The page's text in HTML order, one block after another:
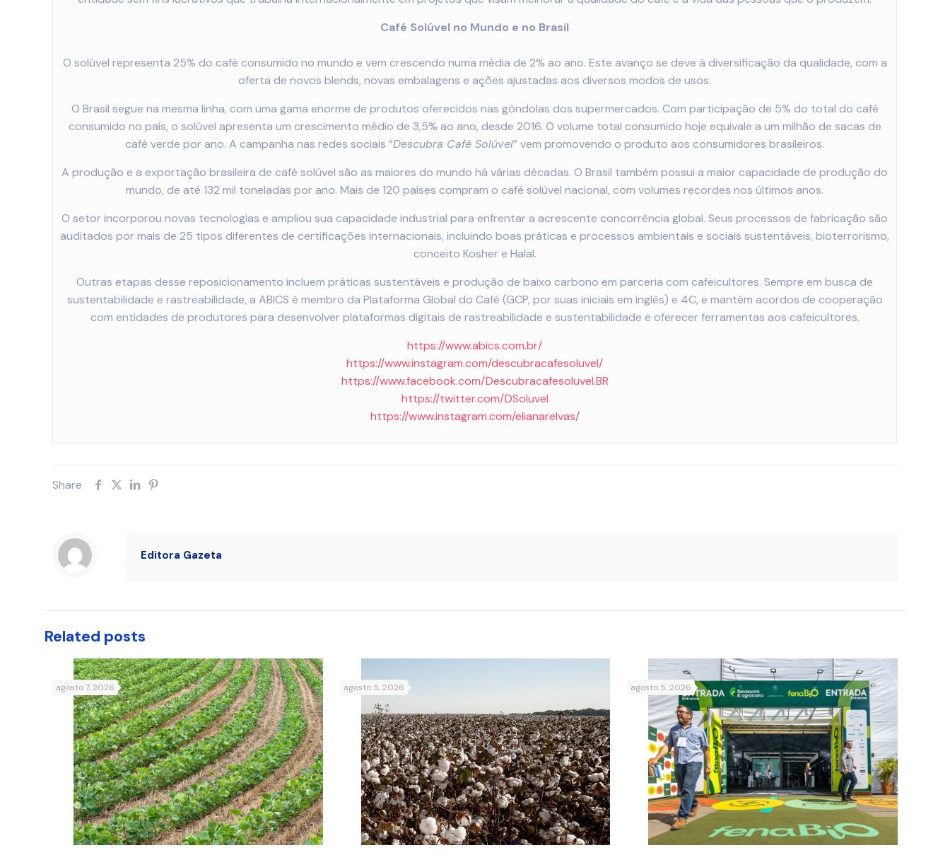
Café Solúvel no Mundo e no Brasil
O solúvel representa 25% do café consumido no mundo e vem crescendo numa média de 2% ao ano. Este avanço se deve à diversificação da qualidade, com a
oferta de novos blends, novas embalagens e ações ajustadas aos diversos modos de usos.
O Brasil segue na mesma linha, com uma gama enorme de produtos oferecidos nas gôndolas dos supermercados. Com participação de 5% do total do café
consumido no país, o solúvel apresenta um crescimento médio de 3,5% ao ano, desde 2016. O volume total consumido hoje equivale a um milhão de sacas de
café verde por ano. A campanha nas redes sociais “Descubra Café Solúvel” vem promovendo o produto aos consumidores brasileiros.
A produção e a exportação brasileira de café solúvel são as maiores do mundo há várias décadas. O Brasil também possui a maior capacidade de produção do
mundo, de até 132 mil toneladas por ano. Mais de 120 países compram o café solúvel nacional, com volumes recordes nos últimos anos.
O setor incorporou novas tecnologias e ampliou sua capacidade industrial para enfrentar a acrescente concorrência global. Seus processos de fabricação são
auditados por mais de 25 tipos diferentes de certificações internacionais, incluindo boas práticas e processos ambientais e sociais sustentáveis, bioterrorismo,
conceito Kosher e Halal.
Outras etapas desse reposicionamento incluem práticas sustentáveis e produção de baixo carbono em parceria com cafeicultores. Sempre em busca de
sustentabilidade e rastreabilidade, a ABICS é membro da Plataforma Global do Café (GCP, por suas iniciais em inglês) e 4C, e mantém acordos de cooperação
com entidades de produtores para desenvolver plataformas digitais de rastreabilidade e sustentabilidade e oferecer ferramentas aos cafeicultores.
https://www.abics.com.br/
https://www.instagram.com/descubracafesoluvel/
https://www.facebook.com/Descubracafesoluvel.BR
https://twitter.com/DSoluvel
https://www.instagram.com/elianarelvas/
Share
Editora Gazeta
Related posts
agosto 7, 2026 agosto 5, 2026 agosto 5, 2026